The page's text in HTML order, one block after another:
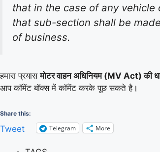
that in the case of any
that sub-section shall be
of business.
हमारा प्रयासमोटर वाहन अधिनियम (MV Act) की
आप कॉमेंट बॉक्स में कॉमेंट करके पूछ सकते है।
Share this:
Tweet Telegram More